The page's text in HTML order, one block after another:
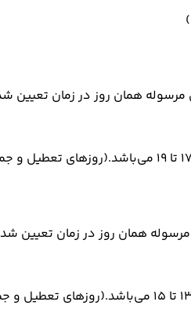
انجام پذیرد ارسال مرسوله همان
انجام پذیرد ارسال مرسوله همان